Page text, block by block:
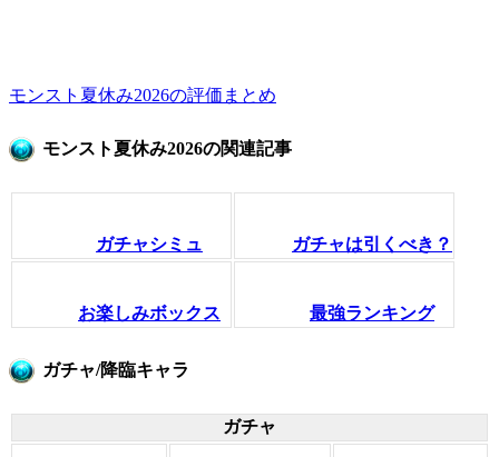
モンスト夏休み2026の評価まとめ
モンスト夏休み2026の関連記事
ガチャシミュ ガチャは引くべき？
お楽しみボックス 最強ランキング
ガチャ/降臨キャラ
ガチャ